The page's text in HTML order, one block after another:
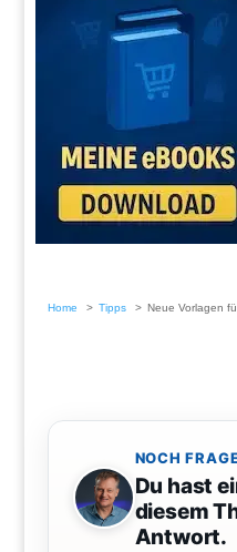
Home Tipps Neue Vorlagen
NOCH
Du hast
diesem
Antwort.